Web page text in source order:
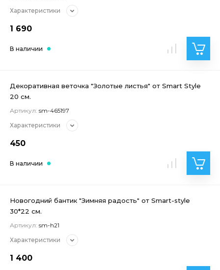
Характеристики
1 690
В наличии
Декоративная веточка "Золотые листья" от Smart Style
20 см.
Артикул: sm-465197
Характеристики
450
В наличии
Новогодний бантик "Зимняя радость" от Smart-style
30*22 см.
Артикул: sm-h21
Характеристики
1 400